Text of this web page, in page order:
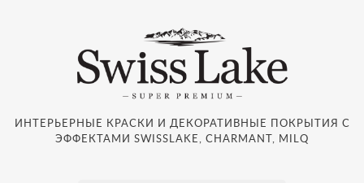
ИНТЕРЬЕРНЫЕ КРАСКИ И ДЕКОРАТИВНЫЕ ПОКРЫТИЯ С
ЭФФЕКТАМИ SWISSLAKE, CHARMANT, MILQ